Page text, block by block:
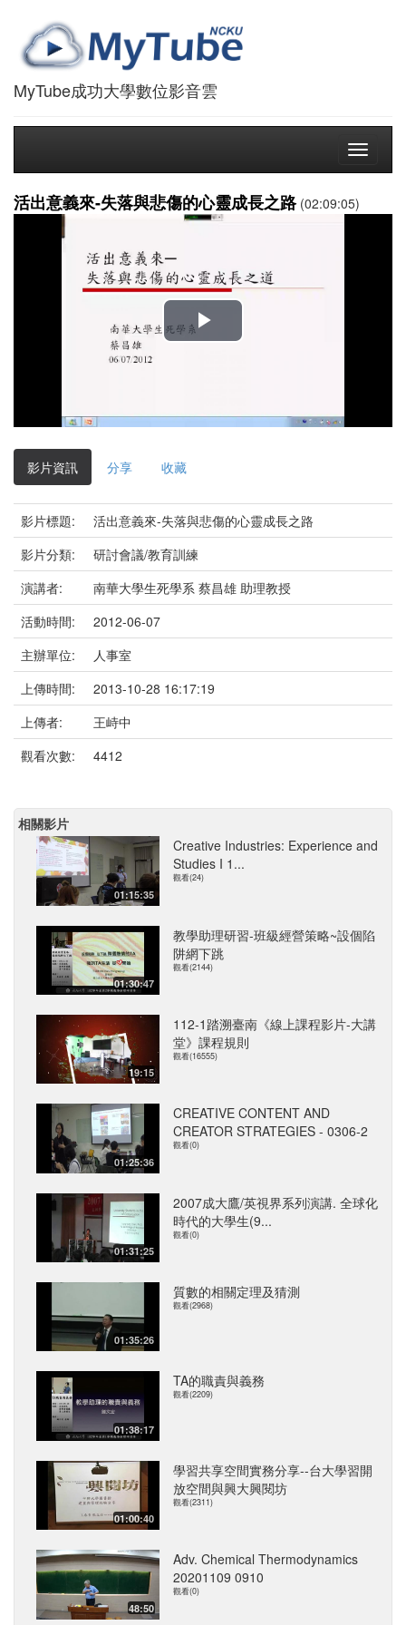
MyTube成功大學數位影音雲
Toggle
活出意義來-失落與悲傷的心靈成長之路(02:09:05)
播
影
影片資訊 分享 收藏
影片標題:
活出意義來-失落與悲傷的心靈成長之路
影片分類:
研討會議/教育訓練
演講者:
南華大學生死學系 蔡昌雄 助理教授
活動時間:
2012-06-07
主辦單位:
人事室
上傳時間:
2013-10-28 16:17:19
上傳者:
王峙中
觀看次數:
4412
相關影片
01:15:35
Creative Industries: Experience and
Studies I 1...
觀看(24)
01:30:47
教學助理研習-班級經營策略~設個陷
阱網下跳
觀看(2144)
19:15
112-1踏溯臺南《線上課程影片-大講
堂》課程規則
觀看(16555)
01:25:36
CREATIVE CONTENT AND
CREATOR STRATEGIES - 0306-2
觀看(0)
01:31:25
2007成大鷹/英視界系列演講. 全球化
時代的大學生(9...
觀看(0)
01:35:26
質數的相關定理及猜測
觀看(2968)
01:38:17
TA的職責與義務
觀看(2209)
01:00:40
學習共享空間實務分享--台大學習開
放空間與興大興閱坊
觀看(2311)
48:50
Adv. Chemical Thermodynamics
20201109 0910
觀看(0)